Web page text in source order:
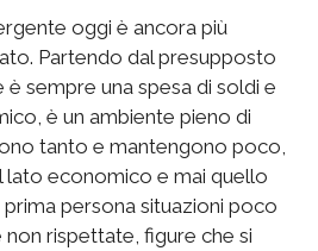
oggi è ancora più
Partendo dal presupposto
sempre una spesa di soldi e
è un ambiente pieno di
tanto e mantengono poco,
lato economico e mai quello
persona situazioni poco
rispettate, figure che si